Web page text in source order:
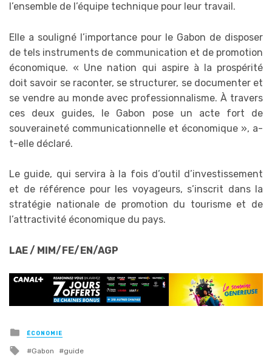
l’ensemble de l’équipe technique pour leur travail.
Elle a souligné l’importance pour le Gabon de disposer
de tels instruments de communication et de promotion
économique. « Une nation qui aspire à la prospérité
doit savoir se raconter, se structurer, se documenter et
se vendre au monde avec professionnalisme. À travers
ces deux guides, le Gabon pose un acte fort de
souveraineté communicationnelle et économique », a-
t-elle déclaré.
Le guide, qui servira à la fois d’outil d’investissement
et de référence pour les voyageurs, s’inscrit dans la
stratégie nationale de promotion du tourisme et de
l’attractivité économique du pays.
LAE / MIM/FE/EN/AGP
Posted
in
ÉCONOMIE
Tagged
Gabon guide